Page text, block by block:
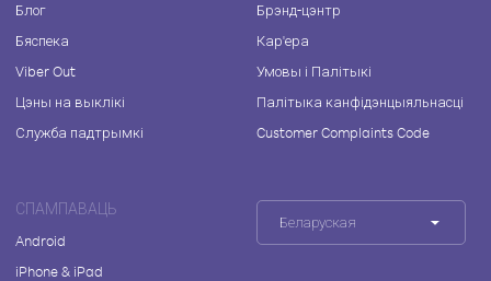
Блог
Бяспека
Viber Out
Цэны на выклікі
Служба падтрымкі
Брэнд-цэнтр
Кар'ера
Умовы і Палітыкі
Палітыка канфідэнцыяльнасці
Customer Complaints Code
СПАМПАВАЦЬ
Android
iPhone & iPad
Беларуская